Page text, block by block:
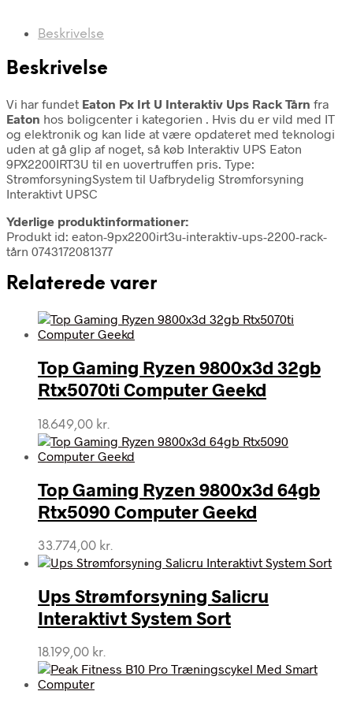
Beskrivelse
Beskrivelse
Vi har fundet Eaton Px Irt U Interaktiv Ups Rack Tårn fra
Eaton hos boligcenter i kategorien . Hvis du er vild med IT
og elektronik og kan lide at være opdateret med teknologi
uden at gå glip af noget, så køb Interaktiv UPS Eaton
9PX2200IRT3U til en uovertruffen pris. Type:
StrømforsyningSystem til Uafbrydelig Strømforsyning
Interaktivt UPSC
Yderlige produktinformationer:
Produkt id: eaton-9px2200irt3u-interaktiv-ups-2200-rack-
tårn 0743172081377
Relaterede varer
Top Gaming Ryzen 9800x3d 32gb
Rtx5070ti Computer Geekd
18.649,00 kr.
Top Gaming Ryzen 9800x3d 64gb
Rtx5090 Computer Geekd
33.774,00 kr.
Ups Strømforsyning Salicru
Interaktivt System Sort
18.199,00 kr.